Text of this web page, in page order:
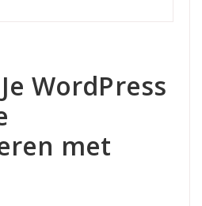
WordPress
met